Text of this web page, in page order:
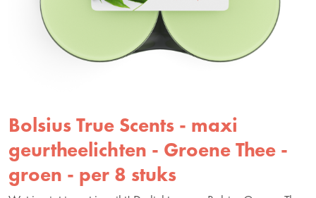
Bolsius True Scents - maxi
geurtheelichten - Groene Thee -
groen - per 8 stuks